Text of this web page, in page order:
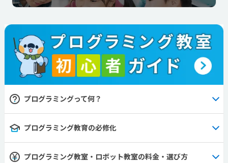
プログラミングって何？
プログラミング教育の必修化
プログラミング教室・ロボット教室の料金・選び方